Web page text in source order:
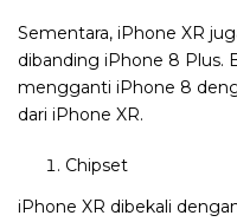
Sementara, iPhone XR
dibanding iPhone 8 Plus.
mengganti iPhone 8
dari iPhone XR.
Chipset
iPhone XR dibekali